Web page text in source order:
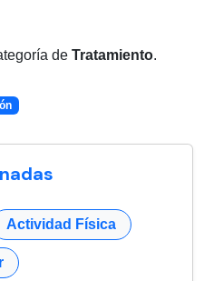
de Tratamiento.
Actividad Física